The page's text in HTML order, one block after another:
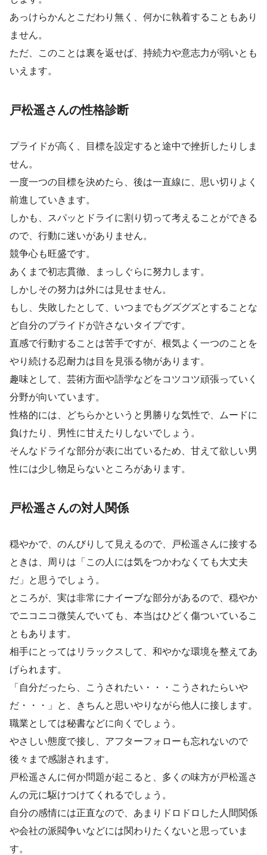
あっけらかんとこだわり無く、何かに執着することもあり
ません。
ただ、このことは裏を返せば、持続力や意志力が弱いとも
いえます。
戸松遥さんの性格診断
プライドが高く、目標を設定すると途中で挫折したりしま
せん。
一度一つの目標を決めたら、後は一直線に、思い切りよく
前進していきます。
しかも、スパッとドライに割り切って考えることができる
ので、行動に迷いがありません。
競争心も旺盛です。
あくまで初志貫徹、まっしぐらに努力します。
しかしその努力は外には見せません。
もし、失敗したとして、いつまでもグズグズとすることな
ど自分のプライドが許さないタイプです。
直感で行動することは苦手ですが、根気よく一つのことを
やり続ける忍耐力は目を見張る物があります。
趣味として、芸術方面や語学などをコツコツ頑張っていく
分野が向いています。
性格的には、どちらかというと男勝りな気性で、ムードに
負けたり、男性に甘えたりしないでしょう。
そんなドライな部分が表に出ているため、甘えて欲しい男
性には少し物足らないところがあります。
戸松遥さんの対人関係
穏やかで、のんびりして見えるので、戸松遥さんに接する
ときは、周りは「この人には気をつかわなくても大丈夫
だ」と思うでしょう。
ところが、実は非常にナイーブな部分があるので、穏やか
でニコニコ微笑んでいても、本当はひどく傷ついているこ
ともあります。
相手にとってはリラックスして、和やかな環境を整えてあ
げられます。
「自分だったら、こうされたい・・・こうされたらいや
だ・・・」と、きちんと思いやりながら他人に接します。
職業としては秘書などに向くでしょう。
やさしい態度で接し、アフターフォローも忘れないので
後々まで感謝されます。
戸松遥さんに何か問題が起こると、多くの味方が戸松遥さ
んの元に駆けつけてくれるでしょう。
自分の感情には正直なので、あまりドロドロした人間関係
や会社の派閥争いなどには関わりたくないと思っていま
す。